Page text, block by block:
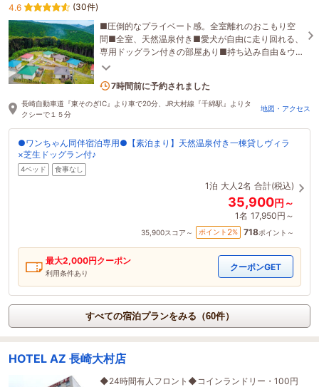
4.6
(30件)
■圧倒的なプライベート感。全室離れのおこもり空
間■全室、天然温泉付き■愛犬が自由に走り回れる、
専用ドッグラン付きの部屋あり■持ち込み自由＆ウ
ッドデッキでBBQも◎
7時間前に予約されました
長崎自動車道『東そのぎIC』より車で20分、JR大村線『千綿駅』よりタ
クシーで１５分
地図・アクセス
●ワンちゃん同伴宿泊専用●【素泊まり】天然温泉付き一棟貸しヴィラ
×芝生ドッグラン付♪
4ベッド 食事なし
1泊 大人2名 合計(税込)
35,900円～
1名 17,950円～
35,900スコア～ ポイント 2% 718ポイント～
最大2,000円クーポン
利用条件あり
クーポンGET
すべての宿泊プランをみる（60件）
HOTEL AZ 長崎大村店
◆24時間有人フロント◆コインランドリー・100円